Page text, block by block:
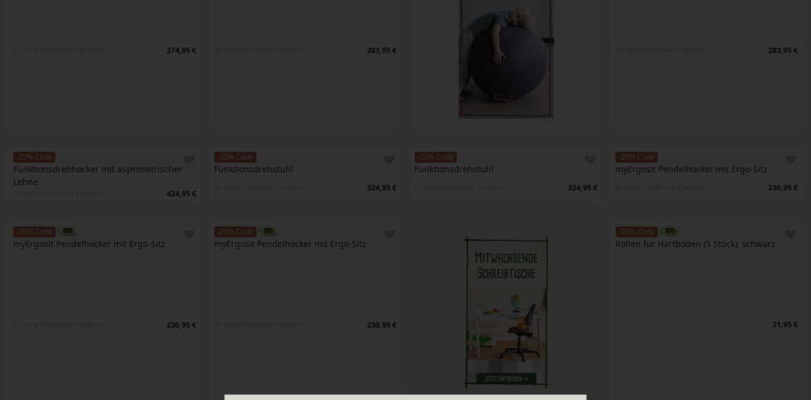
274,95 € 283,95 € 283,95 €
-20% Code
Funktionsdrehhocker mit asymmetrischer
Lehne
424,95 €
-20% Code
Funktionsdrehstuhl
324,95 €
-20% Code
Funktionsdrehstuhl
324,95 €
-20% Code
myErgosit Pendelhocker mit Ergo-Sitz
230,95 €
-20% Code
myErgosit Pendelhocker mit Ergo-Sitz
230,95 €
-20% Code
myErgosit Pendelhocker mit Ergo-Sitz
230,95 €
-20% Code
Rollen für Hartböden (5 Stück), schwarz
21,95 €